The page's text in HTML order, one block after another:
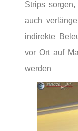
Strips
auch
indirekte
vor Ort auf
werden